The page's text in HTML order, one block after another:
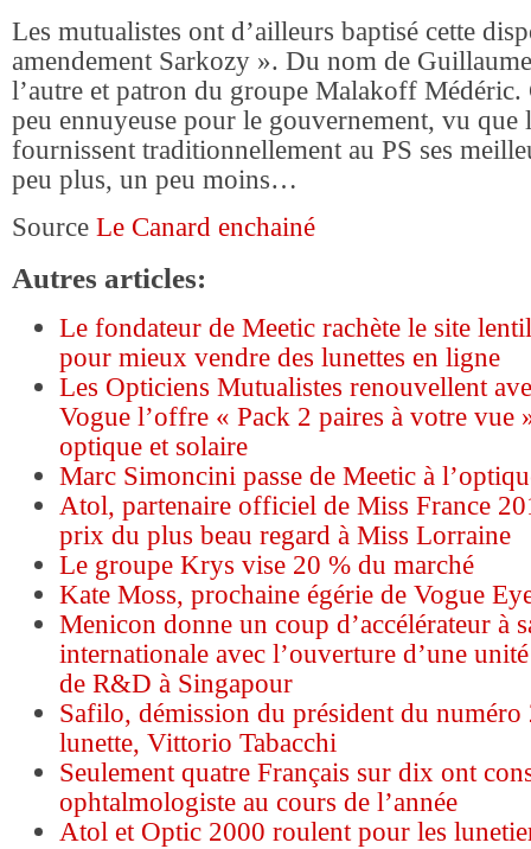
Les mutualistes ont d’ailleurs baptisé cette
amendement Sarkozy ». Du nom de
l’autre et patron du groupe Malakoff Médéric.
peu ennuyeuse pour le gouvernement, vu que
fournissent traditionnellement au PS ses
peu plus, un peu moins…
Source Le Canard enchainé
Autres articles:
Le fondateur de Meetic rachète le site
pour mieux vendre des lunettes en ligne
Les Opticiens Mutualistes renouvellent
Vogue l’offre « Pack 2 paires à votre vue
optique et solaire
Marc Simoncini passe de Meetic à
Atol, partenaire officiel de Miss France
prix du plus beau regard à Miss Lorraine
Le groupe Krys vise 20 % du marché
Kate Moss, prochaine égérie de Vogue
Menicon donne un coup d’accélérateur à
internationale avec l’ouverture d’une
de R&D à Singapour
Safilo, démission du président du
lunette, Vittorio Tabacchi
Seulement quatre Français sur dix ont
ophtalmologiste au cours de l’année
Atol et Optic 2000 roulent pour les